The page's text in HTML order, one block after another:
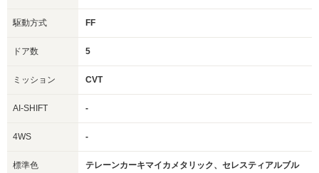
駆動方式 FF
ドア数 5
ミッション CVT
AI-SHIFT -
4WS -
標準色
テレーンカーキマイカメタリック、セレスティアルブル